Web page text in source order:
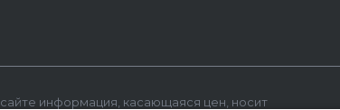
информация, касающаяся цен, носит